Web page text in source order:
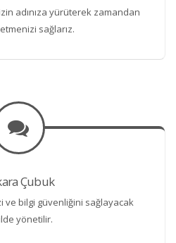
adınıza yürüterek zamandan
sağlarız.
Çubuk
ve bilgi güvenliğini sağlayacak
yönetilir.